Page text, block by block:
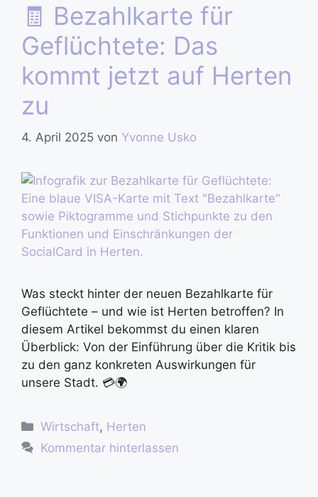
🧾 Bezahlkarte für
Geflüchtete: Das
kommt jetzt auf Herten
zu
4. April 2025 von Yvonne Usko
Was steckt hinter der neuen Bezahlkarte für
Geflüchtete – und wie ist Herten betroffen? In
diesem Artikel bekommst du einen klaren
Überblick: Von der Einführung über die Kritik bis
zu den ganz konkreten Auswirkungen für
unsere Stadt. 💳🌍
Wirtschaft, Herten
Kommentar hinterlassen